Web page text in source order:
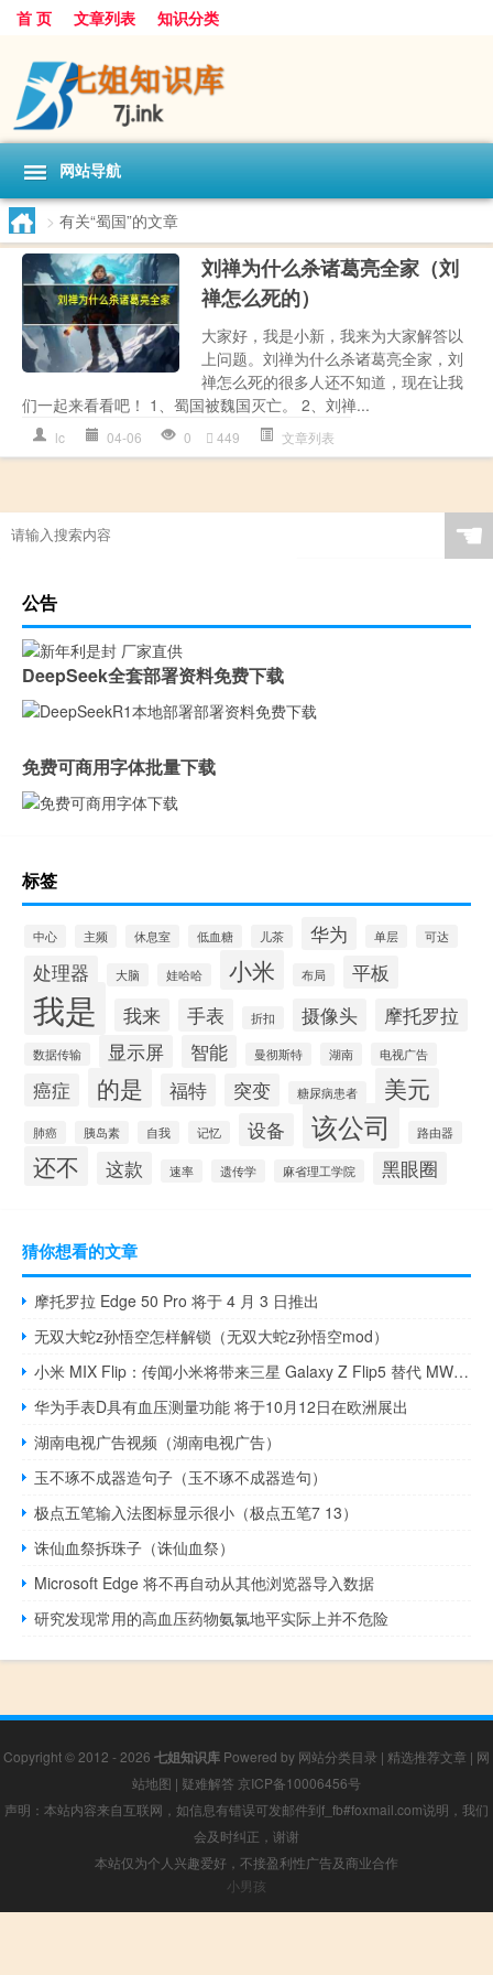
首 页 文章列表 知识分类
网站导航
> 有关“蜀国”的文章
刘禅为什么杀诸葛亮全家（刘
禅怎么死的）
大家好，我是小新，我来为大家解答以
上问题。刘禅为什么杀诸葛亮全家，刘
禅怎么死的很多人还不知道，现在让我
们一起来看看吧！ 1、蜀国被魏国灭亡。 2、刘禅...
lc 04-06 0 449 文章列表
☚
公告
DeepSeek全套部署资料免费下载
免费可商用字体批量下载
标签
中心 主频 休息室 低血糖 儿茶 华为 单层 可达
处理器 大脑 娃哈哈 小米 布局 平板
我是 我来 手表 折扣 摄像头 摩托罗拉
数据传输 显示屏 智能 曼彻斯特 湖南 电视广告
癌症 的是 福特 突变 糖尿病患者 美元
肺癌 胰岛素 自我 记忆 设备 该公司 路由器
还不 这款 速率 遗传学 麻省理工学院 黑眼圈
猜你想看的文章
摩托罗拉 Edge 50 Pro 将于 4 月 3 日推出
无双大蛇z孙悟空怎样解锁（无双大蛇z孙悟空mod）
小米 MIX Flip：传闻小米将带来三星 Galaxy Z Flip5 替代 MWC 2024
华为手表D具有血压测量功能 将于10月12日在欧洲展出
湖南电视广告视频（湖南电视广告）
玉不琢不成器造句子（玉不琢不成器造句）
极点五笔输入法图标显示很小（极点五笔7 13）
诛仙血祭拆珠子（诛仙血祭）
Microsoft Edge 将不再自动从其他浏览器导入数据
研究发现常用的高血压药物氨氯地平实际上并不危险
Copyright © 2012 - 2026 七姐知识库 Powered by 网站分类目录 | 精选推荐文章 | 网
站地图 | 疑难解答 京ICP备10006456号
声明：本站内容来自互联网，如信息有错误可发邮件到f_fb#foxmail.com说明，我们
会及时纠正，谢谢
本站仅为个人兴趣爱好，不接盈利性广告及商业合作
小男孩